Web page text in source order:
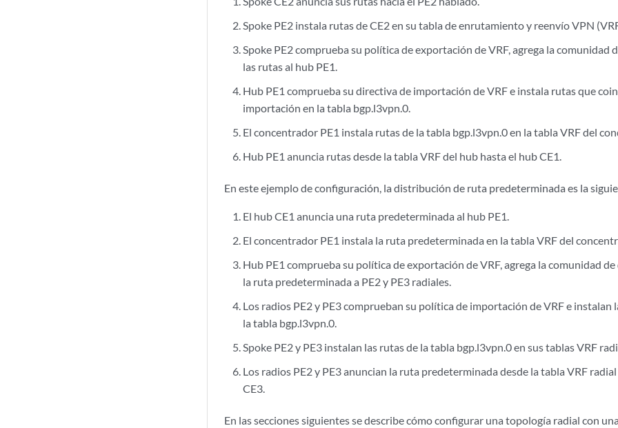
Spoke PE2 instala rutas de CE2 en su tabla de enrutamiento y reenvío VPN
Spoke PE2 comprueba su política de exportación de VRF, agrega la comunidad
las rutas al hub PE1.
Hub PE1 comprueba su directiva de importación de VRF e instala rutas que
importación en la tabla bgp.l3vpn.0.
El concentrador PE1 instala rutas de la tabla bgp.l3vpn.0 en la tabla VRF del
Hub PE1 anuncia rutas desde la tabla VRF del hub hasta el hub CE1.
En este ejemplo de configuración, la distribución de ruta predeterminada es la
El hub CE1 anuncia una ruta predeterminada al hub PE1.
El concentrador PE1 instala la ruta predeterminada en la tabla VRF del
Hub PE1 comprueba su política de exportación de VRF, agrega la comunidad
la ruta predeterminada a PE2 y PE3 radiales.
Los radios PE2 y PE3 comprueban su política de importación de VRF e
la tabla bgp.l3vpn.0.
Spoke PE2 y PE3 instalan las rutas de la tabla bgp.l3vpn.0 en sus tablas VRF
Los radios PE2 y PE3 anuncian la ruta predeterminada desde la tabla VRF
CE3.
En las secciones siguientes se describe cómo configurar una topología radial con